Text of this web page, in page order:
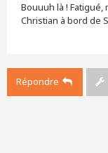
Bouuuh là ! Fatigué,
Christian à bord de
Répondre